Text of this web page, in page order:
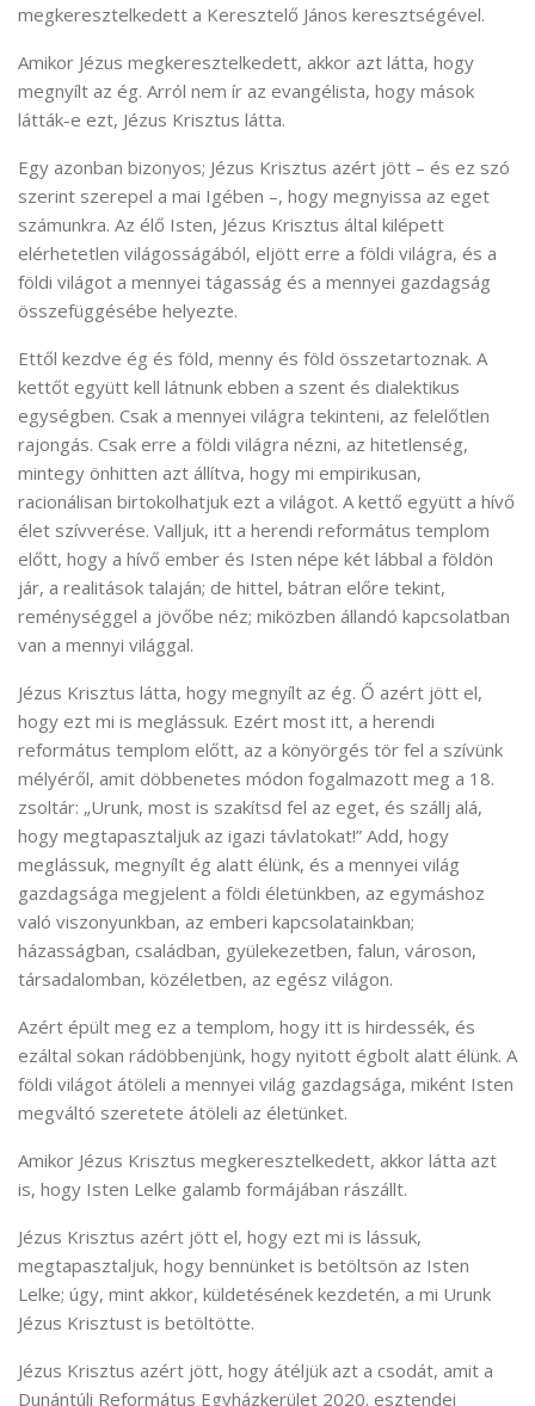
megkeresztelkedett a Keresztelő János keresztségével.
Amikor Jézus megkeresztelkedett, akkor azt látta, hogy
megnyílt az ég. Arról nem ír az evangélista, hogy mások
látták-e ezt, Jézus Krisztus látta.
Egy azonban bizonyos; Jézus Krisztus azért jött – és ez szó
szerint szerepel a mai Igében –, hogy megnyissa az eget
számunkra. Az élő Isten, Jézus Krisztus által kilépett
elérhetetlen világosságából, eljött erre a földi világra, és a
földi világot a mennyei tágasság és a mennyei gazdagság
összefüggésébe helyezte.
Ettől kezdve ég és föld, menny és föld összetartoznak. A
kettőt együtt kell látnunk ebben a szent és dialektikus
egységben. Csak a mennyei világra tekinteni, az felelőtlen
rajongás. Csak erre a földi világra nézni, az hitetlenség,
mintegy önhitten azt állítva, hogy mi empirikusan,
racionálisan birtokolhatjuk ezt a világot. A kettő együtt a hívő
élet szívverése. Valljuk, itt a herendi református templom
előtt, hogy a hívő ember és Isten népe két lábbal a földön
jár, a realitások talaján; de hittel, bátran előre tekint,
reménységgel a jövőbe néz; miközben állandó kapcsolatban
van a mennyi világgal.
Jézus Krisztus látta, hogy megnyílt az ég. Ő azért jött el,
hogy ezt mi is meglássuk. Ezért most itt, a herendi
református templom előtt, az a könyörgés tör fel a szívünk
mélyéről, amit döbbenetes módon fogalmazott meg a 18.
zsoltár: „Urunk, most is szakítsd fel az eget, és szállj alá,
hogy megtapasztaljuk az igazi távlatokat!” Add, hogy
meglássuk, megnyílt ég alatt élünk, és a mennyei világ
gazdagsága megjelent a földi életünkben, az egymáshoz
való viszonyunkban, az emberi kapcsolatainkban;
házasságban, családban, gyülekezetben, falun, városon,
társadalomban, közéletben, az egész világon.
Azért épült meg ez a templom, hogy itt is hirdessék, és
ezáltal sokan rádöbbenjünk, hogy nyitott égbolt alatt élünk. A
földi világot átöleli a mennyei világ gazdagsága, miként Isten
megváltó szeretete átöleli az életünket.
Amikor Jézus Krisztus megkeresztelkedett, akkor látta azt
is, hogy Isten Lelke galamb formájában rászállt.
Jézus Krisztus azért jött el, hogy ezt mi is lássuk,
megtapasztaljuk, hogy bennünket is betöltsön az Isten
Lelke; úgy, mint akkor, küldetésének kezdetén, a mi Urunk
Jézus Krisztust is betöltötte.
Jézus Krisztus azért jött, hogy átéljük azt a csodát, amit a
Dunántúli Református Egyházkerület 2020. esztendei